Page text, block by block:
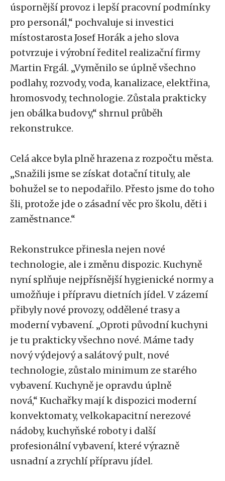
úspornější provoz i lepší pracovní podmínky
pro personál,“ pochvaluje si investici
místostarosta Josef Horák a jeho slova
potvrzuje i výrobní ředitel realizační firmy
Martin Frgál. „Vyměnilo se úplně všechno
podlahy, rozvody, voda, kanalizace, elektřina,
hromosvody, technologie. Zůstala prakticky
jen obálka budovy,“ shrnul průběh
rekonstrukce.
Celá akce byla plně hrazena z rozpočtu města.
„Snažili jsme se získat dotační tituly, ale
bohužel se to nepodařilo. Přesto jsme do toho
šli, protože jde o zásadní věc pro školu, děti i
zaměstnance.“
Rekonstrukce přinesla nejen nové
technologie, ale i změnu dispozic. Kuchyně
nyní splňuje nejpřísnější hygienické normy a
umožňuje i přípravu dietních jídel. V zázemí
přibyly nové provozy, oddělené trasy a
moderní vybavení. „Oproti původní kuchyni
je tu prakticky všechno nové. Máme tady
nový výdejový a salátový pult, nové
technologie, zůstalo minimum ze starého
vybavení. Kuchyně je opravdu úplně
nová,“ Kuchařky mají k dispozici moderní
konvektomaty, velkokapacitní nerezové
nádoby, kuchyňské roboty i další
profesionální vybavení, které výrazně
usnadní a zrychlí přípravu jídel.